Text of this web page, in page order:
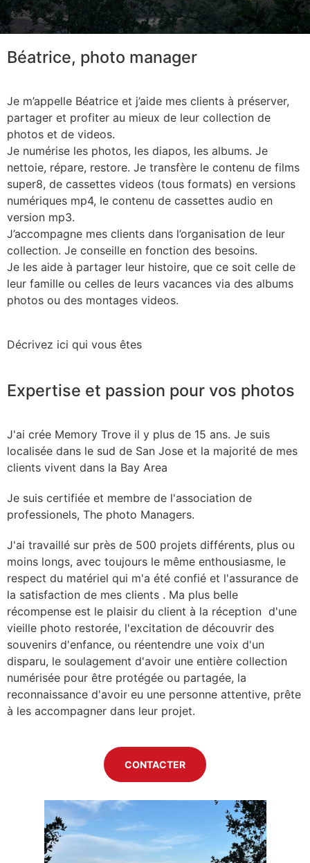
Béatrice, photo manager
Je m’appelle Béatrice et j’aide mes clients à préserver,
partager et profiter au mieux de leur collection de
photos et de videos.
Je numérise les photos, les diapos, les albums. Je
nettoie, répare, restore. Je transfère le contenu de films
super8, de cassettes videos (tous formats) en versions
numériques mp4, le contenu de cassettes audio en
version mp3.
J’accompagne mes clients dans l’organisation de leur
collection. Je conseille en fonction des besoins.
Je les aide à partager leur histoire, que ce soit celle de
leur famille ou celles de leurs vacances via des albums
photos ou des montages videos.
Décrivez ici qui vous êtes
Expertise et passion pour vos photos
J'ai crée Memory Trove il y plus de 15 ans. Je suis
localisée dans le sud de San Jose et la majorité de mes
clients vivent dans la Bay Area
Je suis certifiée et membre de l'association de
professionels, The photo Managers.
J'ai travaillé sur près de 500 projets différents, plus ou
moins longs, avec toujours le même enthousiasme, le
respect du matériel qui m'a été confié et l'assurance de
la satisfaction de mes clients . Ma plus belle
récompense est le plaisir du client à la réception d'une
vieille photo restorée, l'excitation de découvrir des
souvenirs d'enfance, ou réentendre une voix d'un
disparu, le soulagement d'avoir une entière collection
numérisée pour être protégée ou partagée, la
reconnaissance d'avoir eu une personne attentive, prête
à les accompagner dans leur projet.
CONTACTER